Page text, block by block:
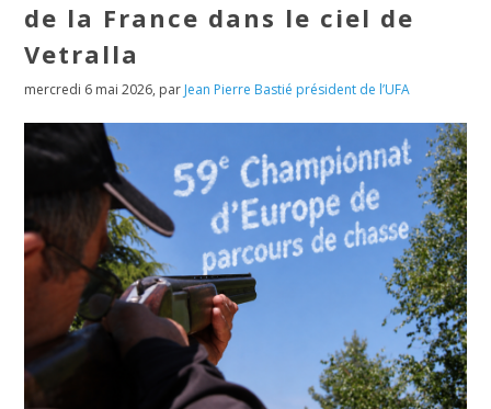
de la France dans le ciel de
Vetralla
mercredi 6 mai 2026, par Jean Pierre Bastié président de l’UFA